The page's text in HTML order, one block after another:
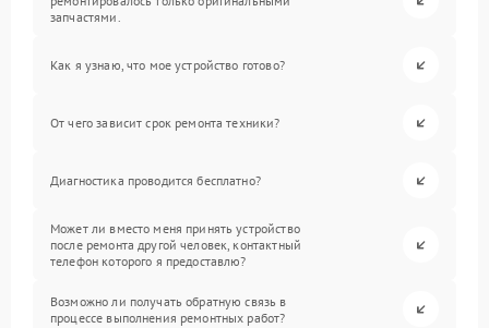
запчастями.
Как я узнаю, что мое устройство готово?
От чего зависит срок ремонта техники?
Диагностика проводится бесплатно?
Может ли вместо меня принять устройство
после ремонта другой человек, контактный
телефон которого я предоставлю?
Возможно ли получать обратную связь в
процессе выполнения ремонтных работ?